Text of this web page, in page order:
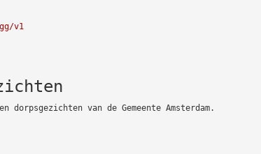
v1
van de Gemeente Amsterdam.